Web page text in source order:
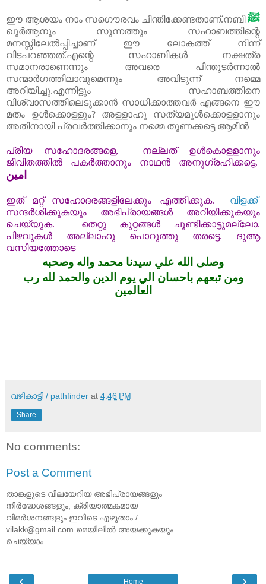
ഈ ആശയം നാം സഗൌരവം ചിന്തിക്കേണ്ടതാണ്.നബിﷺ
ഖുർആനും സുന്നത്തും സഹാബത്തിന്റെ
മനസ്സിലേൽ‌പ്പിച്ചാണ് ഈ ലോകത്ത് നിന്ന്
വിടപറഞ്ഞത്.എന്റെ സഹാബികൾ നക്ഷത്ര
സമാനരാണെന്നും അവരെ പിന്തുടർന്നാൽ
സന്മാർഗത്തിലാവുമെന്നും അവിടുന്ന് നമ്മെ
അറിയിച്ചു.എന്നിട്ടും സഹാബത്തിനെ
വിശ്വാസത്തിലെടുക്കാൻ സാധിക്കാത്തവർ എങ്ങനെ ഈ
മതം ഉൾക്കൊള്ളും? അള്ളാഹു സത്യമുൾക്കൊള്ളാനും
അതിനായി പ്രവർത്തിക്കാനും നമ്മെ തുണക്കട്ടെ ആമീൻ
പ്രിയ സഹോദരങ്ങളെ, നല്ലത് ഉൾകൊള്ളാനും
ജീവിതത്തിൽ
പകർത്താനും നാഥൻ അനുഗ്രഹിക്കട്ടെ.
امين
ഇത് മറ്റ് സഹോദരങ്ങളിലേക്കും എത്തിക്കുക. വിളക്ക്
സന്ദർശിക്കുകയും
അഭിപ്രായങ്ങൾ
അറിയിക്കുകയും
ചെയ്യുക. തെറ്റു കുറ്റങ്ങൾ ചൂണ്ടിക്കാട്ടുമല്ലോ.
പിഴവുകൾ
അല്ലാഹു പൊറുത്തു തരട്ടെ. ദുആ
വസിയത്തോടെ
وصلى الله علي سيدنا محمد واله وصحبه
ومن تبعهم باحسان الي يوم الدين والحمد لله رب
العالمين
വഴികാട്ടി / pathfinder at 4:46 PM
Share
No comments:
Post a Comment
താങ്കളുടെ വിലയേറിയ അഭിപ്രായങ്ങളും
നിര്‍ദ്ധേശങ്ങളും, ക്രിയാത്മകമായ
വിമര്‍ശനങ്ങളും ഇവിടെ എഴുതാം /
vilakk@gmail.com മെയിലില്‍ അയക്കുകയും
ചെയ്യാം.
‹ ›
Home